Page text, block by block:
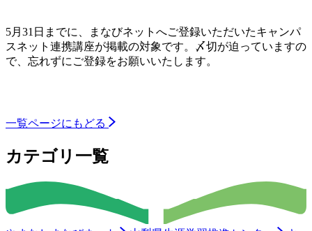
5月31日までに、まなびネットへご登録いただいたキャンパ
スネット連携講座が掲載の対象です。〆切が迫っていますの
で、忘れずにご登録をお願いいたします。
一覧ページにもどる
カテゴリ一覧